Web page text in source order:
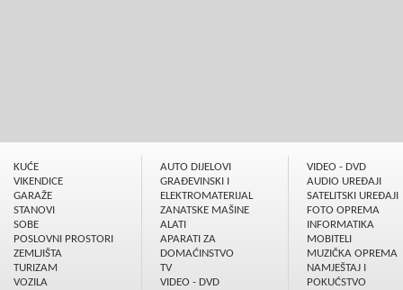
KUĆE
VIKENDICE
GARAŽE
STANOVI
SOBE
POSLOVNI PROSTORI
ZEMLJIŠTA
TURIZAM
VOZILA
AUTO DIJELOVI
GRAÐEVINSKI I
ELEKTROMATERIJAL
ZANATSKE MAŠINE
ALATI
APARATI ZA
DOMAĆINSTVO
TV
VIDEO - DVD
VIDEO - DVD
AUDIO UREÐAJI
SATELITSKI UREÐAJI
FOTO OPREMA
INFORMATIKA
MOBITELI
MUZIČKA OPREMA
NAMJEŠTAJ I
POKUĆSTVO